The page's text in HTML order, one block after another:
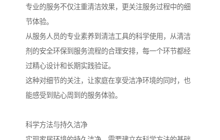
专业的服务不仅注重清洁效果，更关注服务过程中的细
节体验。
从服务人员的专业素养到清洁工具的科学使用，从清洁
剂的安全环保到服务流程的合理安排，每一个环节都经
过精心设计和长期实践验证。
这种对细节的关注，让家庭在享受洁净环境的同时，也
能感受到贴心周到的服务体验。
科学方法与持久洁净